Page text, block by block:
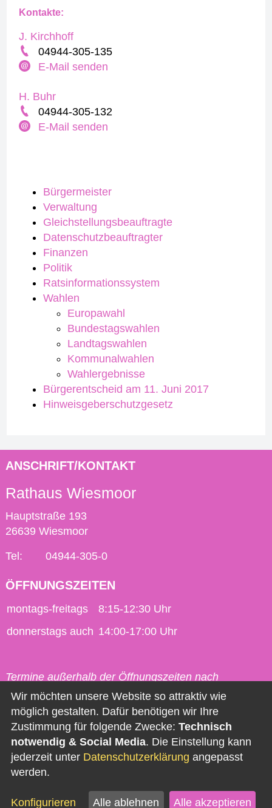
Bürgermeister
Verwaltung
Gleichstellungsbeauftragte
Datenschutzbeauftragter
Finanzen
Politik
Ratsinformationssystem
Wahlen
Europawahl
Bundestagswahlen
Landtagswahlen
Kommunalwahlen
Wahlergebnisse
Bürgerentscheid am 11. Juni 2017
Hinweisgeberschutzgesetz
Kontakte:
J. Kirchhoff
04944-305-135
E-Mail senden
H. Buhr
04944-305-132
E-Mail senden
ANSCHRIFT/KONTAKT
Rathaus Wiesmoor
Hauptstraße 193
26639 Wiesmoor
Tel: 04944-305-0
ÖFFNUNGSZEITEN
montags-freitags
8:15-12:30 Uhr
donnerstags auch 14:00-17:00 Uhr
Termine außerhalb der Öffnungszeiten nach
vorheriger Vereinbarung möglich.
Kontakt
Impressum
Datenschutz
Newsletter abonnieren
Wir möchten unsere Website so attraktiv wie
möglich gestalten. Dafür benötigen wir Ihre
Zustimmung für folgende Zwecke: Technisch
notwendig & Social Media. Die Einstellung kann
jederzeit unter Datenschutzerklärung angepasst
werden.
Konfigurieren Alle ablehnen Alle akzeptieren